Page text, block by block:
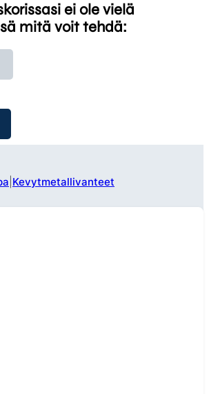
ei ole vielä
mitä voit tehdä:
Kevytmetallivanteet